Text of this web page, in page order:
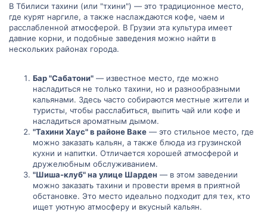
В Тбилиси тахини (или "тхини") — это традиционное место,
где курят наргиле, а также наслаждаются кофе, чаем и
расслабленной атмосферой. В Грузии эта культура имеет
давние корни, и подобные заведения можно найти в
нескольких районах города.
Бар "Сабатони" — известное место, где можно
насладиться не только тахини, но и разнообразными
кальянами. Здесь часто собираются местные жители и
туристы, чтобы расслабиться, выпить чай или кофе и
насладиться ароматным дымом.
"Тахини Хаус" в районе Ваке — это стильное место, где
можно заказать кальян, а также блюда из грузинской
кухни и напитки. Отличается хорошей атмосферой и
дружелюбным обслуживанием.
"Шиша-клуб" на улице Шарден — в этом заведении
можно заказать тахини и провести время в приятной
обстановке. Это место идеально подходит для тех, кто
ищет уютную атмосферу и вкусный кальян.